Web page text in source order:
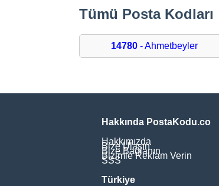
Tümü Posta Kodları
14780- Ahmetbeyler
Hakkında PostaKodu.co
Hakkımızda
Bize Ulaşın
Bize Bağlanın
Bizimle Reklam Verin
SSS
Türkiye